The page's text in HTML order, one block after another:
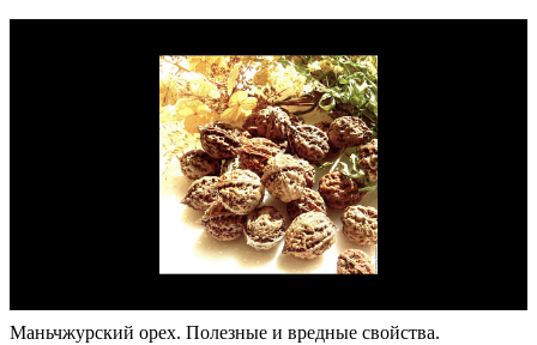
Маньчжурский орех. Полезные и вредные свойства.